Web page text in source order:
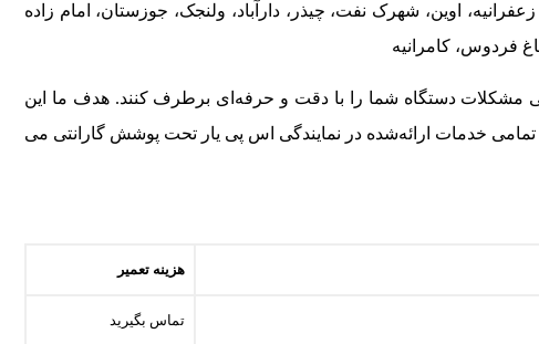
اوین، شهرک نفت، چیذر، دارآباد، ولنجک، جوزستان، امام زاده
فردوس، کامرانیه
مشکلات دستگاه شما را با دقت و حرفه‌ای برطرف کنند. هدف ما این
خدمات ارائه‌شده در نمایندگی اس پی یار تحت پوشش گارانتی می
هزینه تعمیر
تماس بگیرید